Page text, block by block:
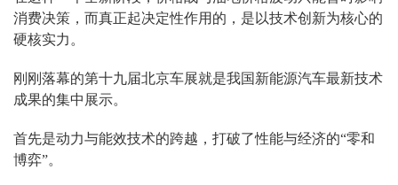
消费决策，而真正起决定性作用的，是以技术创新为核心的
硬核实力。
刚刚落幕的第十九届北京车展就是我国新能源汽车最新技术
成果的集中展示。
首先是动力与能效技术的跨越，打破了性能与经济的“零和
博弈”。